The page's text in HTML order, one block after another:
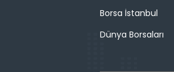
Borsa İstanbul
Dünya Borsaları